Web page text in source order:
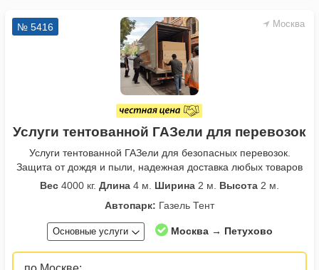
Москва
№ 5416
Услуги тентованной ГАЗели для перевозок
Услуги тентованной ГАЗели для безопасных перевозок.
Защита от дождя и пыли, надежная доставка любых товаров
Вес 4000 кг. Длина 4 м. Ширина 2 м. Высота 2 м.
Автопарк: Газель Тент
Основные услуги Москва → Петухово